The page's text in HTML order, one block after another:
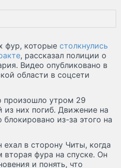
фур, которые столкнулись
, рассказал полиции о
Видео опубликовано в
области в соцсети
произошло утром 29
из них погиб. Движение на
из-за этого на
в сторону Читы, когда
вторая фура на спуске. Он
и понять, что